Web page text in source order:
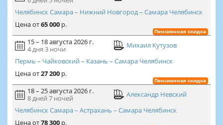
Челябинск Самара – Нижний Новгород – Самара Челябинск
Ценаот65 000р.
Пенсионная скидка
15 – 18 августа 2026 г.
4 дня 3 ночи
Михаил Кутузов
Пермь – Чайковский – Казань – Самара Челябинск
Ценаот27 200р.
Пенсионная скидка
18 – 25 августа 2026 г.
8 дней 7 ночей
Александр Невский
Челябинск Самара – Астрахань – Самара Челябинск
Ценаот78 300р.